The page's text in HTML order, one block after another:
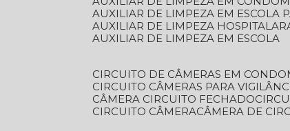
AUXILIAR DE LIMPEZA EM ESCOLA
AUXILIAR DE LIMPEZA HOSPITALAR
AUXILIAR DE LIMPEZA EM ESCOLA
CIRCUITO DE CÂMERAS EM
CIRCUITO CÂMERAS PARA
CÂMERA CIRCUITO FECHADO
CIRCUITO CÂMERA
CÂMERA DE